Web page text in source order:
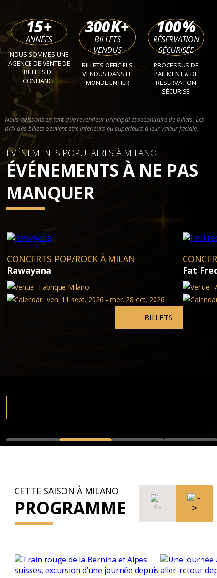
15+
ANNÉES
NOUS SOMMES UNE
AGENCE DE VENTE DE
BILLETS DE
CONFIANCE
300K+
BILLETS
VENDUS
BILLETS OFFICIELS
VENDUS DANS LE
MONDE ENTIER
100%
RÉSERVATION
SÉCURISÉE
PROCESSUS DE
PAIEMENT & DE
RÉSERVATION
SÉCURISÉ
Nous agissons en tant que revendeur principal et secondaire de billets. Les
prix des billets peuvent être inférieurs ou supérieurs à leur valeur faciale.
ÉVÉNEMENTS POPULAIRES À MILANO
ÉVÉNEMENTS À NE PAS
MANQUER
CONCERTS POP/ROCK À MILAN
Rawayana
Fabrique Milano
ven. 11 sept. 2026 - mer. 28 oct. 2026
BILLETS
Fat
CETTE SAISON À MILANO
PROGRAMME